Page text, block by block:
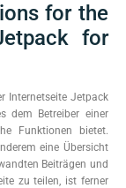
for the
for
Internetseite Jetpack
dem Betreiber einer
Funktionen bietet.
eine Übersicht
Beiträgen und
zu teilen, ist ferner